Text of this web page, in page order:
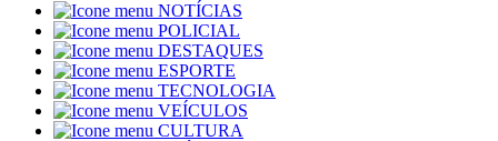
NOTÍCIAS
POLICIAL
DESTAQUES
ESPORTE
TECNOLOGIA
VEÍCULOS
CULTURA